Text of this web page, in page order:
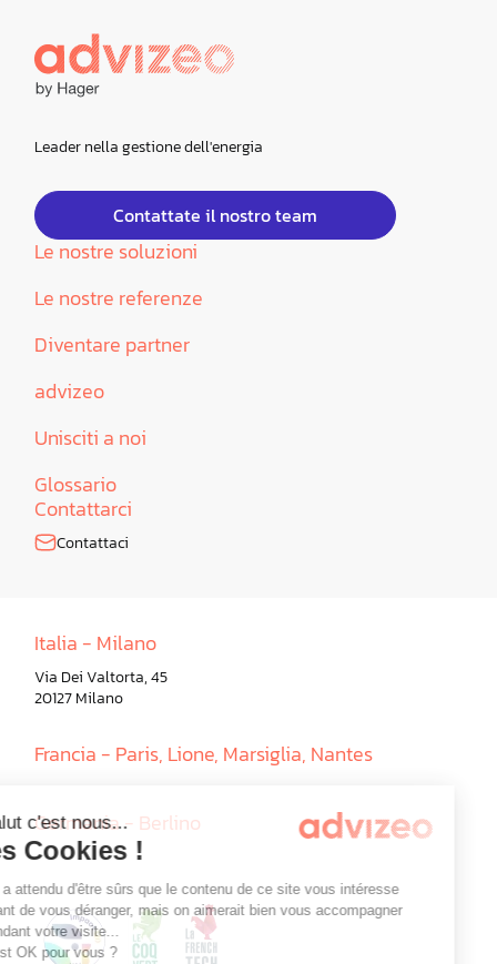
Leader nella gestione dell'energia
Contattate il nostro team
Le nostre soluzioni
Le nostre referenze
Diventare partner
advizeo
Unisciti a noi
Glossario
Contattarci
Contattaci
Italia - Milano
Via Dei Valtorta, 45
20127 Milano
Francia - Paris, Lione, Marsiglia, Nantes
Germania - Berlino